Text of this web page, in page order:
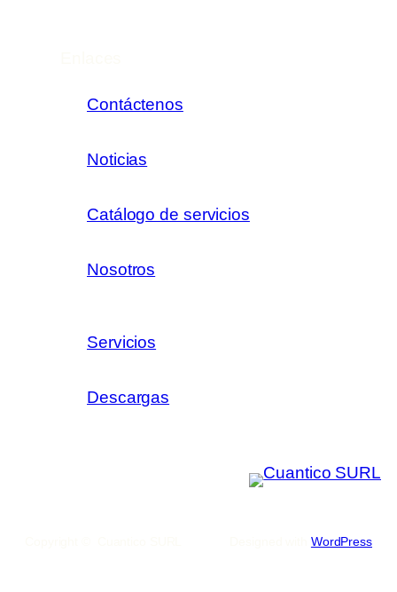
Contáctenos
Noticias
Catálogo de servicios
Nosotros
Servicios
Descargas
WordPress